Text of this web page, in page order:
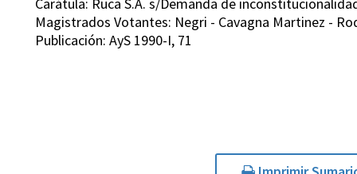
Carátula: Ruca S.A. s/Demanda de
Magistrados Votantes: Negri - Cavagna Martinez -
Publicación: AyS 1990-I, 71